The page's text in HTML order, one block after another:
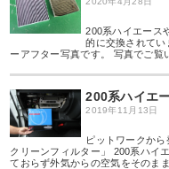
200系ハイエース
的に交換されてい
ーアフター写真です。 写真でご
200系ハイエ
2019年11月13日
ピットワークか
クリーンフィルター」 200系ハイ
ておらず外気からの空気をそのま